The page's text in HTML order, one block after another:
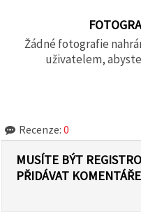
Žádné fotografie
uživatelem,
Recenze: 0
MUSÍTE BÝT
PŘIDÁVAT KOMENTÁŘE